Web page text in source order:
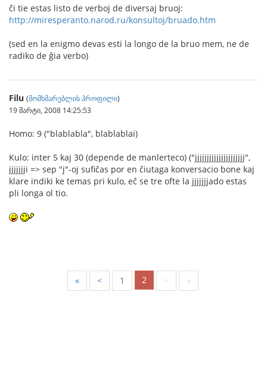
ĉi tie estas listo de verboj de diversaj bruoj:
http://miresperanto.narod.ru/konsultoj/bruado.htm
(sed en la enigmo devas esti la longo de la bruo mem, ne de
radiko de ĝia verbo)
Filu (მომხმარებლის პროფილი)
19 მარტი, 2008 14:25:53
Homo: 9 ("blablabla", blablablai)
Kulo: inter 5 kaj 30 (depende de manlerteco) ("jjjjjjjjjjjjjjjjjjjjj",
jjjjjjji => sep "j"-oj sufiĉas por en ĉiutaga konversacio bone kaj
klare indiki ke temas pri kulo, eĉ se tre ofte la jjjjjjjado estas
pli longa ol tio.
« < 1 2 > »